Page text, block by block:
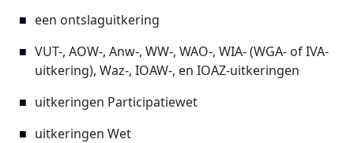
een ontslaguitkering
VUT-, AOW-, Anw-, WW-, WAO-, WIA- (WGA- of IVA-
uitkering), Waz-, IOAW-, en IOAZ-uitkeringen
uitkeringen Participatiewet
uitkeringen Wet